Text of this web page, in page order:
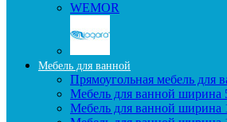
WEMOR
Мебель для ванной
Прямоугольная мебель для
Мебель для ванной ширина
Мебель для ванной ширина